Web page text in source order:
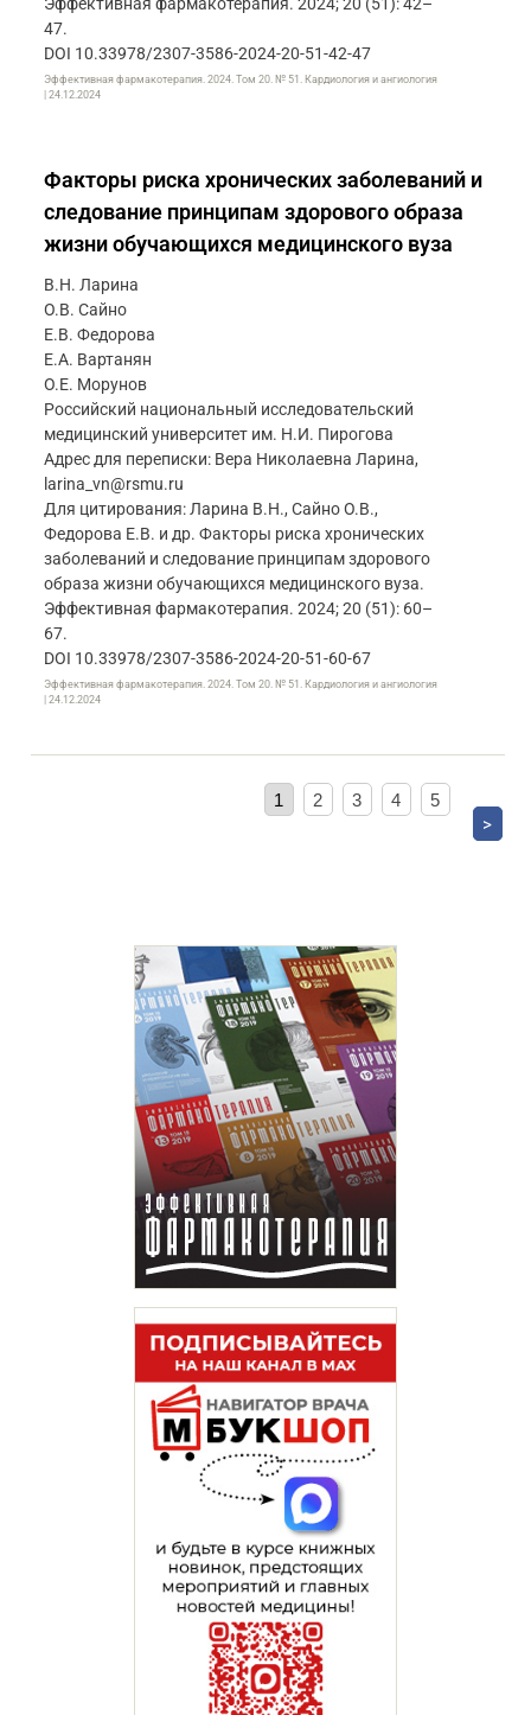
47.
DOI 10.33978/2307-3586-2024-20-51-42-47
Эффективная фармакотерапия. 2024. Том 20. № 51. Кардиология и ангиология
| 24.12.2024
Факторы риска хронических заболеваний и
следование принципам здорового образа
жизни обучающихся медицинского вуза
В.Н. Ларина
О.В. Сайно
Е.В. Федорова
Е.А. Вартанян
О.Е. Морунов
Российский национальный исследовательский
медицинский университет им. Н.И. Пирогова
Адрес для переписки: Вера Николаевна Ларина,
larina_vn@rsmu.ru
Для цитирования: Ларина В.Н., Сайно О.В.,
Федорова Е.В. и др. Факторы риска хронических
заболеваний и следование принципам здорового
образа жизни обучающихся медицинского вуза.
Эффективная фармакотерапия. 2024; 20 (51): 60–
67.
DOI 10.33978/2307-3586-2024-20-51-60-67
Эффективная фармакотерапия. 2024. Том 20. № 51. Кардиология и ангиология
| 24.12.2024
1 2 3 4 5
>